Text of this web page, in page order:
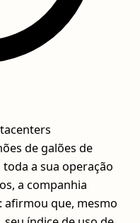
de galões de
a sua operação
a companhia
que, mesmo